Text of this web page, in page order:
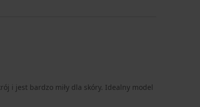
i jest bardzo miły dla skóry. Idealny model